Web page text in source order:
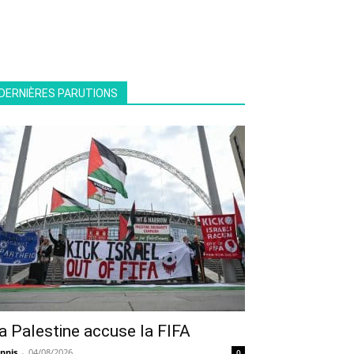
PARUTIONS
Palestine accuse la FIFA